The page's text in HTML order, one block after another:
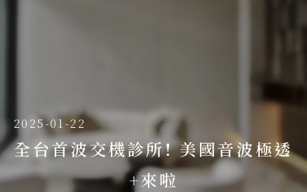
2025-01-22
全台首波交機診所! 美國音波極透
+來啦